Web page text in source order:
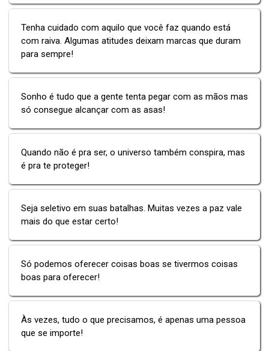
Tenha cuidado com aquilo que você faz quando está
com raiva. Algumas atitudes deixam marcas que duram
para sempre!
Sonho é tudo que a gente tenta pegar com as mãos mas
só consegue alcançar com as asas!
Quando não é pra ser, o universo também conspira, mas
é pra te proteger!
Seja seletivo em suas batalhas. Muitas vezes a paz vale
mais do que estar certo!
Só podemos oferecer coisas boas se tivermos coisas
boas para oferecer!
Às vezes, tudo o que precisamos, é apenas uma pessoa
que se importe!